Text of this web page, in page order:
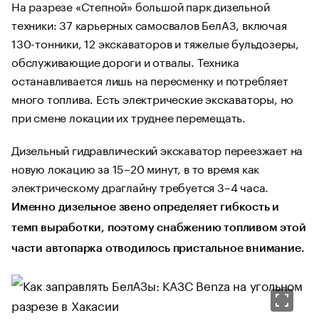
На разрезе «Степной» большой парк дизельной
техники: 37 карьерных самосвалов БелАЗ, включая
130-тонники, 12 экскаваторов и тяжелые бульдозеры,
обслуживающие дороги и отвалы. Техника
останавливается лишь на пересменку и потребляет
много топлива. Есть электрические экскаваторы, но
при смене локации их труднее перемещать.
Дизельный гидравлический экскаватор переезжает на
новую локацию за 15–20 минут, в то время как
электрическому драглайну требуется 3–4 часа.
Именно дизельное звено определяет гибкость и
темп выработки, поэтому снабжению топливом этой
части автопарка отводилось пристальное внимание.